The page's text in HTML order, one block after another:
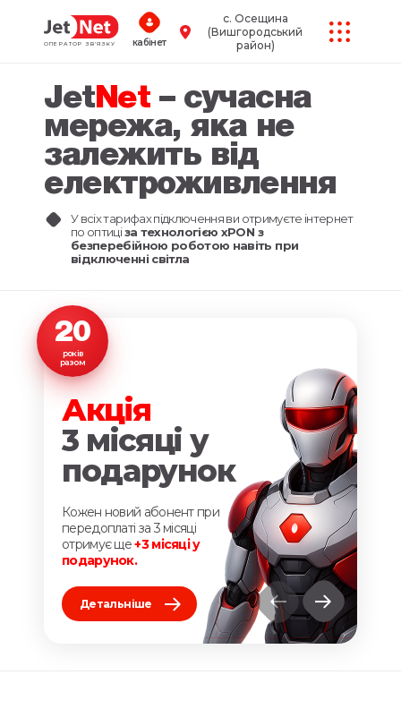
ОПЕРАТОР ЗВ’ЯЗКУ кабінет
с. Осещина
(Вишгородський
район)
Акція
3 місяці у
подарунок
Кожен новий абонент при
передоплаті за 3 місяці
отримує ще+3 місяці у
подарунок.
Детальніше
JetNet– сучасна
мережа, яка не
залежить від
електроживлення
У всіх тарифах підключення ви отримуєте інтернет
по оптиціза технологією xPON з
безперебійною роботою навіть при
відключенні світла